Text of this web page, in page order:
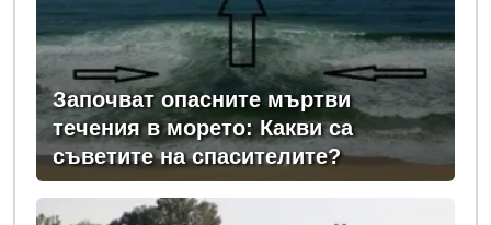
Започват опасните мъртви
течения в морето: Какви са
съветите на спасителите?